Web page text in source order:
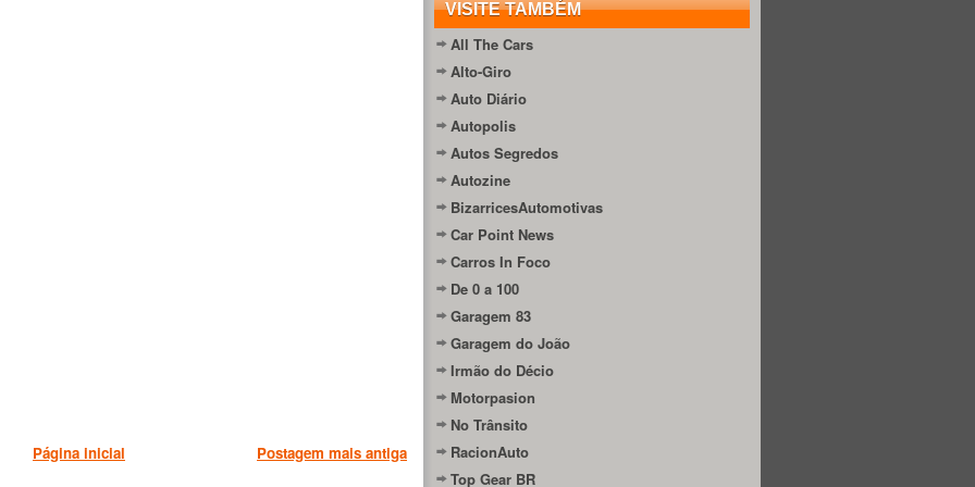
Postagem mais antiga
Página inicial
VISITE TAMBÉM
All The Cars
Alto-Giro
Auto Diário
Autopolis
Autos Segredos
Autozine
BizarricesAutomotivas
Car Point News
Carros In Foco
De 0 a 100
Garagem 83
Garagem do João
Irmão do Décio
Motorpasion
No Trânsito
RacionAuto
Top Gear BR